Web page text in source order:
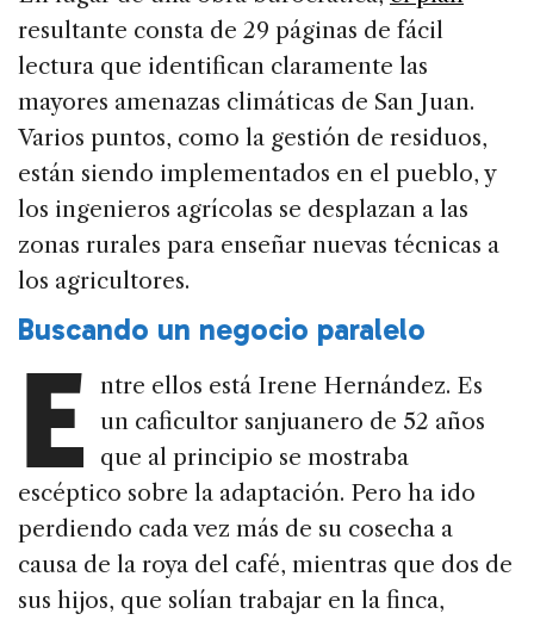
resultante consta de 29 páginas de fácil
lectura que identifican claramente las
mayores amenazas climáticas de San Juan.
Varios puntos, como la gestión de residuos,
están siendo implementados en el pueblo, y
los ingenieros agrícolas se desplazan a las
zonas rurales para enseñar nuevas técnicas a
los agricultores.
Buscando un negocio paralelo
E
ntre ellos está Irene Hernández. Es
un caficultor sanjuanero de 52 años
que al principio se mostraba
escéptico sobre la adaptación. Pero ha ido
perdiendo cada vez más de su cosecha a
causa de la roya del café, mientras que dos de
sus hijos, que solían trabajar en la finca,